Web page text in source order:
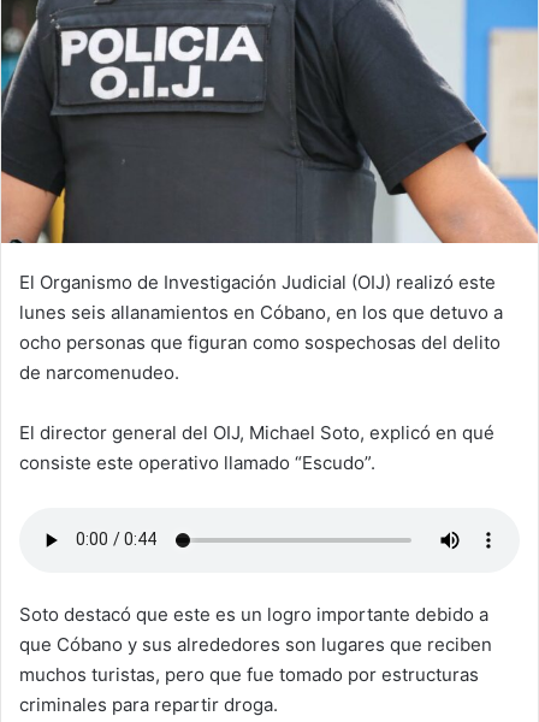
El Organismo de Investigación Judicial (OIJ) realizó este
lunes seis allanamientos en Cóbano, en los que detuvo a
ocho personas que figuran como sospechosas del delito
de narcomenudeo.
El director general del OIJ, Michael Soto, explicó en qué
consiste este operativo llamado “Escudo”.
Soto destacó que este es un logro importante debido a
que Cóbano y sus alrededores son lugares que reciben
muchos turistas, pero que fue tomado por estructuras
criminales para repartir droga.